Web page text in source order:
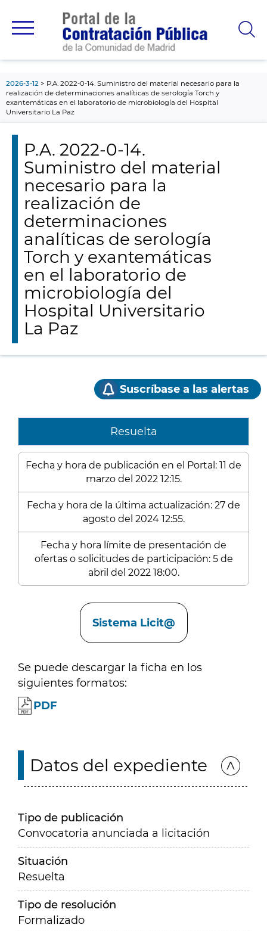
principal
2026-3-12
P.A. 2022-0-14. Suministro del material necesario para la
realización de determinaciones analíticas de serología Torch y
exantemáticas en el laboratorio de microbiología del Hospital
Universitario La Paz
P.A. 2022-0-14.
Suministro del material
necesario para la
realización de
determinaciones
analíticas de serología
Torch y exantemáticas
en el laboratorio de
microbiología del
Hospital Universitario
La Paz
Suscríbase a las alertas
Resuelta
Fecha y hora de publicación en el Portal: 11 de
marzo del 2022 12:15.
Fecha y hora de la última actualización: 27 de
agosto del 2024 12:55.
Fecha y hora límite de presentación de
ofertas o solicitudes de participación: 5 de
abril del 2022 18:00.
Sistema Licit@
Se puede descargar la ficha en los
siguientes formatos:
PDF
Datos del expediente
Tipo de publicación
Convocatoria anunciada a licitación
Situación
Resuelta
Tipo de resolución
Formalizado